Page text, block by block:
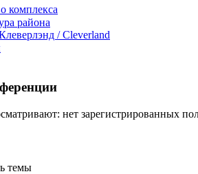
комплекса
района
/ Cleverland
нет зарегистрированных
темы